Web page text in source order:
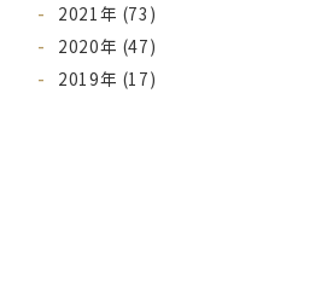
2021年 (73)
2020年 (47)
2019年 (17)